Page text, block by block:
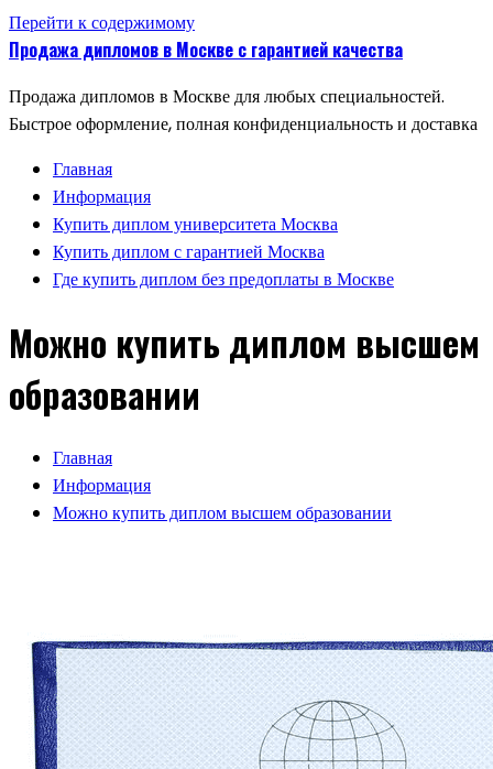
Перейти к содержимому
Продажа дипломов в Москве с гарантией качества
Продажа дипломов в Москве для любых специальностей.
Быстрое оформление, полная конфиденциальность и доставка
Главная
Информация
Купить диплом университета Москва
Купить диплом с гарантией Москва
Где купить диплом без предоплаты в Москве
Можно купить диплом высшем
образовании
Главная
Информация
Можно купить диплом высшем образовании